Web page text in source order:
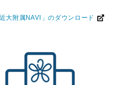
大附属NAVI」のダウンロード